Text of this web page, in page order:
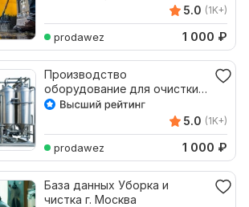
5.0 (1K+)
prodawez 1 000 ₽
Производство
оборудование для очистки
воды РФ 163 компаний
5.0 (1K+)
prodawez 1 000 ₽
База данных Уборка и
чистка г. Москва